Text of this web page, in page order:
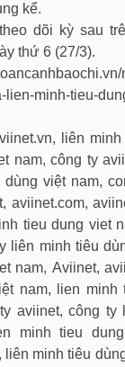
kể.
dõi kỳ sau
thứ 6 (27/3).
lien-minh-tieu-
liên
nam, công ty
việt nam,
aviinet.com,
tieu dung viet
liên minh tiêu
nam, Aviinet,
nam, lien minh
aviinet, công ty
minh tieu
liên minh tiêu